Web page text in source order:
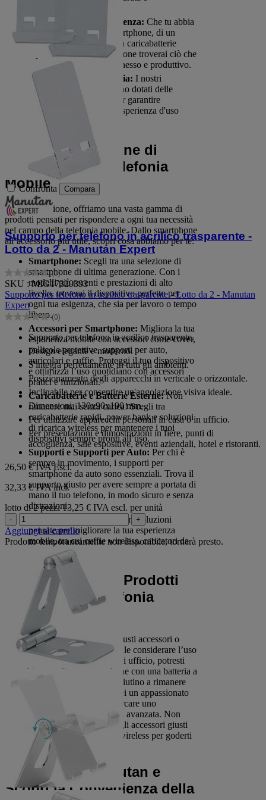
Soluzioni per Ogni Esigenza: Che tu abbia
bisogno di un nuovo smartphone, di un
supporto per auto, o di un caricabatterie
rapido, nella nostra selezione troverai ciò che
ti serve per rimanere connesso e produttivo.
Innovazione e Tecnologia: I nostri
dispositivi e accessori sono dotati delle
tecnologie più recenti, per garantire
prestazioni elevate e un'esperienza d'uso
senza pari.
La Nostra Selezione di
Prodotti per la Telefonia
Mobile
In questa sezione, offriamo una vasta gamma di
prodotti pensati per rispondere a ogni tua necessità
nel campo della telefonia mobile. Dallo smartphone
all’accessorio più utile, scopri cosa abbiamo per te:
Smartphone: Scegli tra una selezione di
smartphone di ultima generazione. Con i
modelli più recenti e prestazioni di alto
livello, troverai il dispositivo perfetto per
ogni tua esigenza, che sia per lavoro o tempo
libero.
Accessori per Smartphone: Migliora la tua
esperienza mobile con accessori come cover,
pellicole protettive, supporti per auto,
auricolari e cuffie. Proteggi il tuo dispositivo
e ottimizza l’uso quotidiano con accessori
pratici e funzionali.
Caricabatterie e Batterie Esterne:Non
rimanere mai senza carica! Scegli tra
caricabatterie rapidi, power bank e soluzioni
di ricarica wireless per mantenere i tuoi
dispositivi sempre pronti all’uso.
Supporti e Supporti per Auto: Per chi è
sempre in movimento, i supporti per
smartphone da auto sono essenziali. Trova il
supporto giusto per avere sempre a portata di
mano il tuo telefono, in modo sicuro e senza
distrazioni.
Scopri altre soluzioni
pensate per migliorare la tua esperienza
mobile, tra cui cuffie wireless, caricatori da
auto e molto altro.
Come Scegliere i Prodotti
Giusti per la Telefonia
Mobile?
Quando si tratta di scegliere i giusti accessori o
dispositivi mobili, è fondamentale considerare l’uso
che ne fai. Se lavori spesso fuori ufficio, potresti
avere bisogno di uno smartphone con una batteria a
lunga durata e accessori che ti aiutino a rimanere
sempre connesso. Se, invece, sei un appassionato
di fotografia mobile, potresti cercare uno
smartphone con una fotocamera avanzata. Non
dimenticare di scegliere anche gli accessori giusti
come caricatori rapidi o cuffie wireless per goderti
al meglio l’esperienza mobile.
Acquista su Manutan e
Scopri la Convenienza della
Confronta Compara
Supporto per telefono in acrilico trasparente -
Lotto da 2 - Manutan Expert
(0)
0.0
su
5
stelle.
SKU : MIG17329393
Supporto per telefono in acrilico trasparente - Lotto da 2 - Manutan
Expert
(0)
0.0
stelle.
Supporto per telefono in acrilico trasparente.
Design elegante e moderno.
S'integra perfettamente in tutti gli ambienti.
Posizionamento degli apparecchi in verticale o orizzontale.
Inclinabile per consentire un'angolazione visiva ideale.
Dimensioni: 130x90x190 mm.
Per utilizzare apparecchi personali in casa o in ufficio.
Per presentazioni e dimostrazioni in fiere, punti di
accoglienza, sale espositive, eventi aziendali, hotel e ristoranti.
26,50 €IVA Escl.
32,33 € IVA incl.
lotto di 2 pezzi 13,25 € IVA escl. per unità
- +
Aggiungi al carrello
Prodotto temporaneamente non disponibile, tornerà presto.